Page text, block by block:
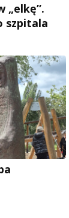
„elkę”.
szpitala